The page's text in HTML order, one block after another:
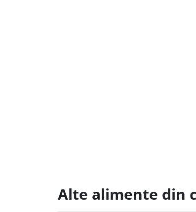
Alte alimente din